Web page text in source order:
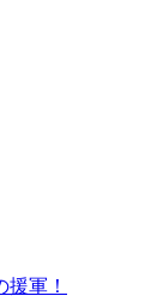
軍！